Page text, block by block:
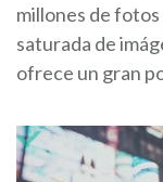
millones de
saturada de
ofrece un gran